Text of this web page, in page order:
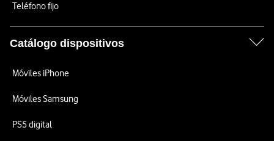
Teléfono fijo
Catálogo dispositivos
Móviles iPhone
Móviles Samsung
PS5 digital